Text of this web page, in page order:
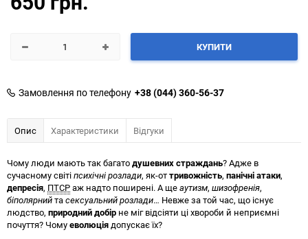
КУПИТИ
Замовлення по телефону +38 (044) 360-56-37
Опис Характеристики Відгуки
Чому люди мають так багатодушевних страждань? Адже в
сучасному світіпсихічні розлади, як-оттривожність, панічні атаки,
депресія, ПТСРаж надто поширені. А щеаутизм, шизофренія,
біполярнийтасексуальний розлади… Невже за той час, що існує
людство, природний добір не міг відсіяти ці хвороби й неприємні
почуття? Чомуеволюціядопускає їх?